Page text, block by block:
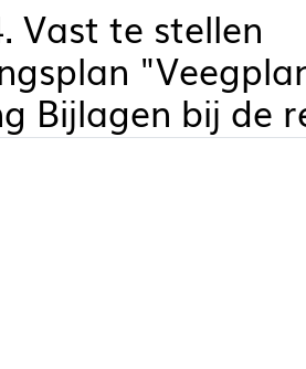
Vast te stellen
Bijlagen bij de